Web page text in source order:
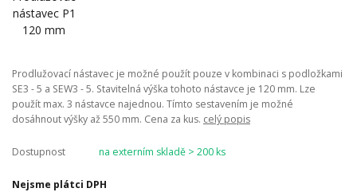
Prodlužovací nástavec je možné použít pouze v kombinaci s podložkami
SE3 - 5 a SEW3 - 5. Stavitelná výška tohoto nástavce je 120 mm. Lze
použít max. 3 nástavce najednou. Tímto sestavením je možné
dosáhnout výšky až 550 mm. Cena za kus. celý popis
Dostupnost na externím skladě > 200 ks
Nejsme plátci DPH